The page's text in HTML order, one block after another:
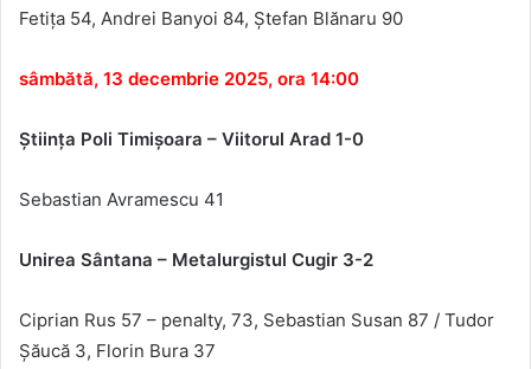
Fetița 54, Andrei Banyoi 84, Ștefan Blănaru 90
sâmbătă, 13 decembrie 2025, ora 14:00
Ştiinţa Poli Timişoara – Viitorul Arad 1-0
Sebastian Avramescu 41
Unirea Sântana – Metalurgistul Cugir 3-2
Ciprian Rus 57 – penalty, 73, Sebastian Susan 87 / Tudor
Șăucă 3, Florin Bura 37